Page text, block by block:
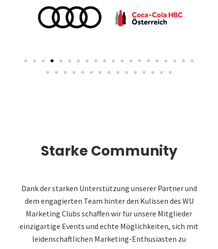
Starke Community
Dank der starken Unterstützung unserer Partner und
dem engagierten Team hinter den Kulissen des WU
Marketing Clubs schaffen wir für unsere Mitglieder
einzigartige Events und echte Möglichkeiten, sich mit
leidenschaftlichen Marketing-Enthusiasten zu